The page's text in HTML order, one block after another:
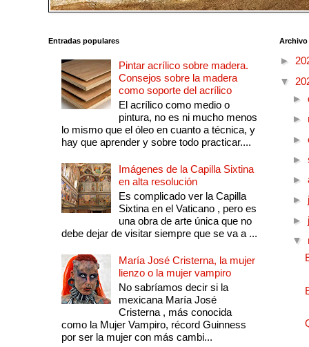
Entradas populares
Pintar acrílico sobre madera.
Consejos sobre la madera
como soporte del acrílico
El acrílico como medio o
pintura, no es ni mucho menos
lo mismo que el óleo en cuanto a técnica, y
hay que aprender y sobre todo practicar....
Imágenes de la Capilla Sixtina
en alta resolución
Es complicado ver la Capilla
Sixtina en el Vaticano , pero es
una obra de arte única que no
debe dejar de visitar siempre que se va a ...
María José Cristerna, la mujer
lienzo o la mujer vampiro
No sabríamos decir si la
mexicana María José
Cristerna , más conocida
como la Mujer Vampiro, récord Guinness
por ser la mujer con más cambi...
►
▼
►
►
►
►
►
►
►
▼